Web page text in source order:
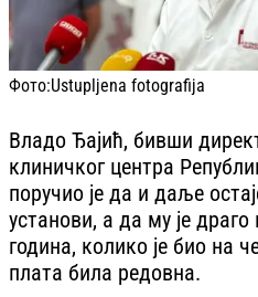
Фото:Ustupljena fotografija
Владо Ђајић, бивши
клиничког центра
поручио је да и даље
установи, а да му је
година, колико је био на
плата била редовна.